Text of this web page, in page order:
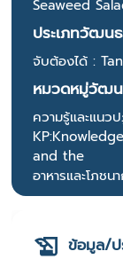
Seaweed
ประเภทวัฒน
จับต้องได้ :
หมวดหมู่วัฒ
ความรู้และแนว
and the
อาหารและโภชน
ข้อมูล/ป